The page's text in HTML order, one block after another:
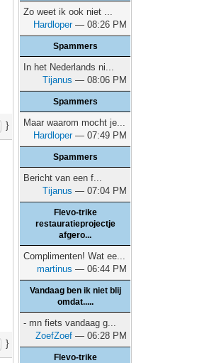
}
}
Zo weet ik ook niet ...
Hardloper— 08:26 PM
Spammers
In het Nederlands ni...
Tijanus — 08:06 PM
Spammers
Maar waarom mocht je...
Hardloper— 07:49 PM
Spammers
Bericht van een f...
Tijanus — 07:04 PM
Flevo-trike
restauratieprojectje
afgero...
Complimenten! Wat ee...
martinus — 06:44 PM
Vandaag ben ik niet blij
omdat.....
- mn fiets vandaag g...
ZoefZoef — 06:28 PM
Flevo-trike